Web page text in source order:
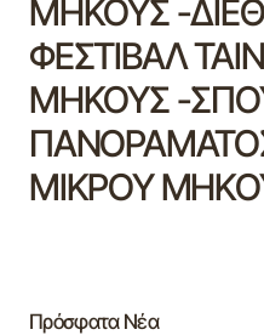
ΜΗΚΟΥΣ -
ΦΕΣΤΙΒΑΛ
ΜΗΚΟΥΣ -
ΜΙΚΡΟΥ
Πρόσφατα Νέα